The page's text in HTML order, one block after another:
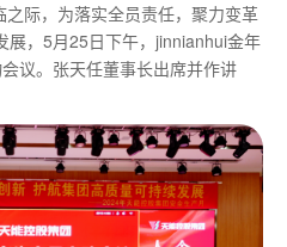
之际，为落实全员责任，聚力变革
展，5月25日下午，jinnianhui金年
议。张天任董事长出席并作讲